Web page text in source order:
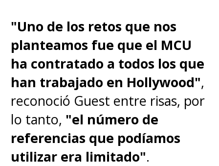
"Uno de los retos que nos
planteamos fue que el MCU
ha contratado a todos los que
han trabajado en Hollywood",
reconoció Guest entre risas, por
lo tanto, "el número de
referencias que podíamos
utilizar era limitado".